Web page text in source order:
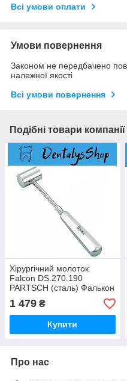
Всі умови оплати
Умови повернення
Законом не передбачено
належної якості
Всі умови повернення
Подібні товари компанії
Хірургічний молоток
Falcon DS.270.190
PARTSCH (сталь) Фалькон
1 479 ₴
Купити
Про нас